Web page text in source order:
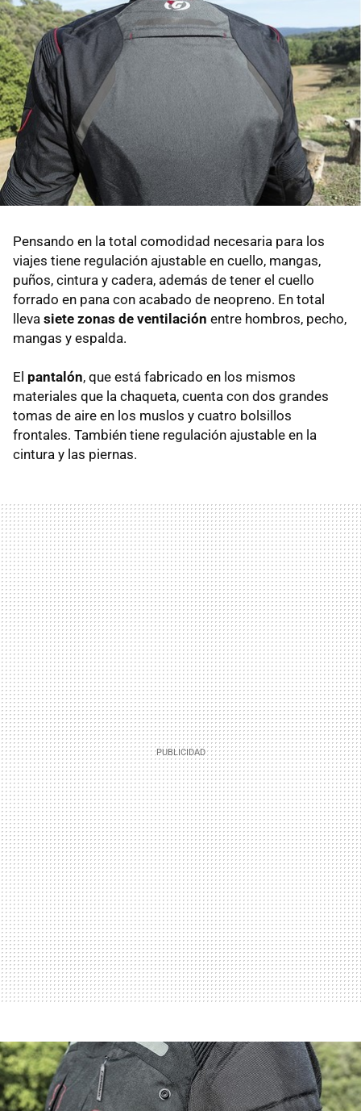
Pensando en la total comodidad necesaria para los
viajes tiene regulación ajustable en cuello, mangas,
puños, cintura y cadera, además de tener el cuello
forrado en pana con acabado de neopreno. En total
lleva siete zonas de ventilación entre hombros, pecho,
mangas y espalda.
El pantalón, que está fabricado en los mismos
materiales que la chaqueta, cuenta con dos grandes
tomas de aire en los muslos y cuatro bolsillos
frontales. También tiene regulación ajustable en la
cintura y las piernas.